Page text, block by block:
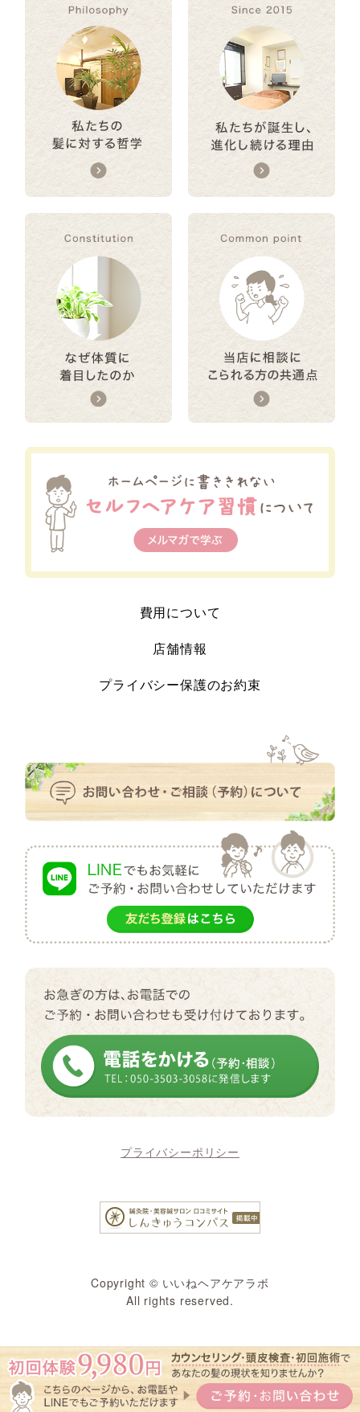
費用について
店舗情報
プライバシー保護のお約束
プライバシーポリシー
Copyright © いいねヘアケアラボ
All rights reserved.